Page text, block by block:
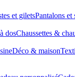
et giletsPantalons et
dosChaussettes &
Déco & maison